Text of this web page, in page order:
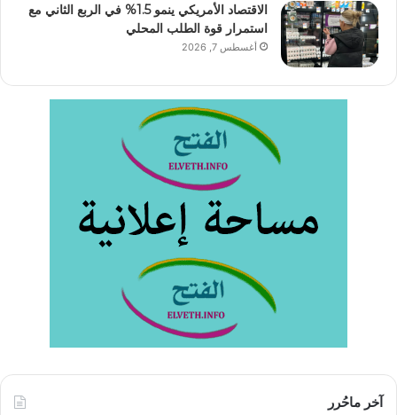
الاقتصاد الأمريكي ينمو 1.5% في الربع الثاني مع
استمرار قوة الطلب المحلي
أغسطس 7, 2026
آخر ماحُرر